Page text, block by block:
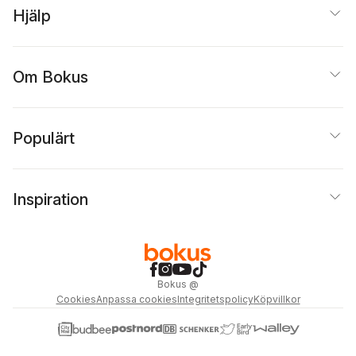
Hjälp
Om Bokus
Populärt
Inspiration
Bokus @
CookiesAnpassa cookiesIntegritetspolicyKöpvillkor